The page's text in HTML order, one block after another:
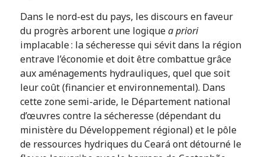
Dans le nord-est du pays, les discours en faveur
du progrès arborent une logiquea priori
implacable : la sécheresse qui sévit dans la région
entrave l’économie et doit être combattue grâce
aux aménagements hydrauliques, quel que soit
leur coût (financier et environnemental). Dans
cette zone semi-aride, le Département national
d’œuvres contre la sécheresse (dépendant du
ministère du Développement régional) et le pôle
de ressources hydriques du Ceará ont détourné le